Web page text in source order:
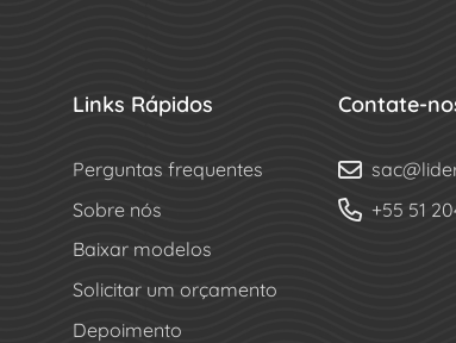
Links Rápidos
Perguntas frequentes
Sobre nós
Baixar modelos
Solicitar um orçamento
Depoimento
Contate-
+55 51